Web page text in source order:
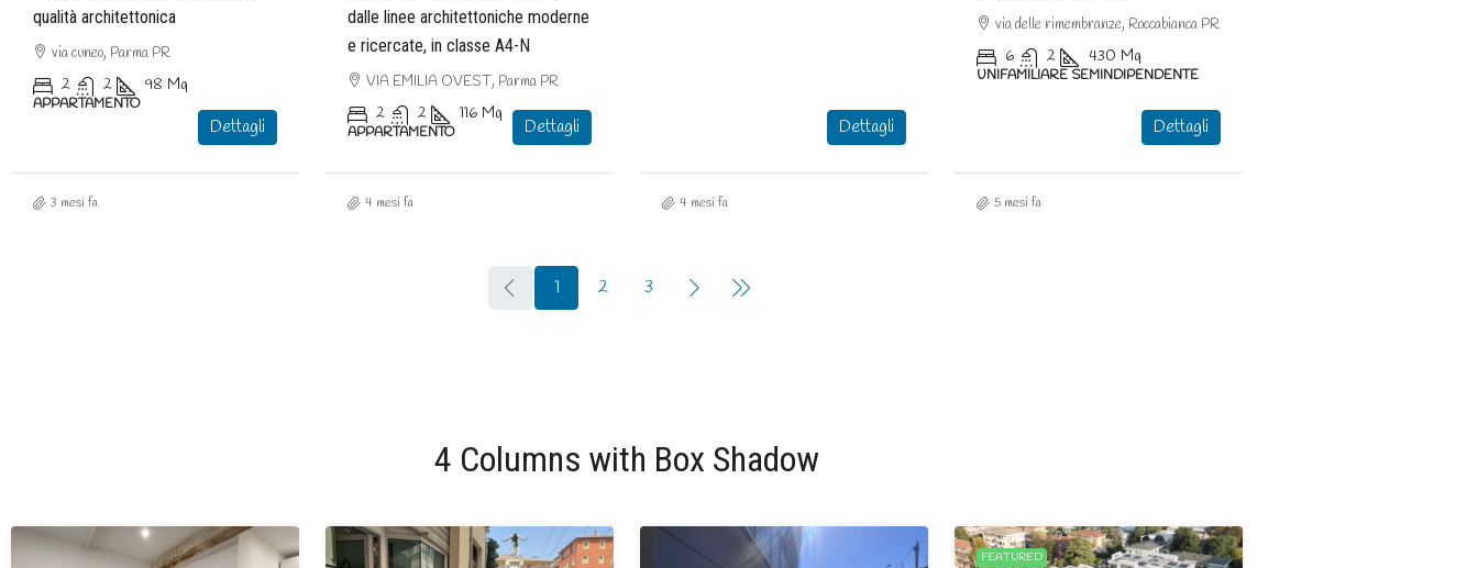
qualità architettonica
via cuneo, Parma PR
2 2 98 Mq
APPARTAMENTO
Dettagli
3 mesi fa
dalle linee architettoniche moderne
e ricercate, in classe A4-N
VIA EMILIA OVEST, Parma PR
2 2 116 Mq
APPARTAMENTO Dettagli
4 mesi fa
Dettagli
4 mesi fa
via delle rimembranze, Roccabianca PR
6 2 430 Mq
UNIFAMILIARE SEMINDIPENDENTE
Dettagli
5 mesi fa
1 2 3
4 Columns with Box Shadow
FEATURED